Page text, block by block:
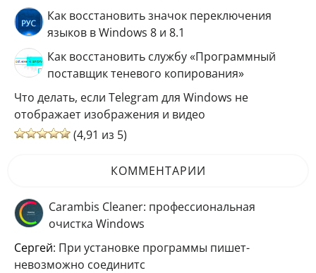
Как восстановить значок переключения
языков в Windows 8 и 8.1
Как восстановить службу «Программный
поставщик теневого копирования»
Что делать, если Telegram для Windows не
отображает изображения и видео
(4,91 из 5)
КОММЕНТАРИИ
Carambis Cleaner: профессиональная
очистка Windows
Сергей: При установке программы пишет-
невозможно соединитс